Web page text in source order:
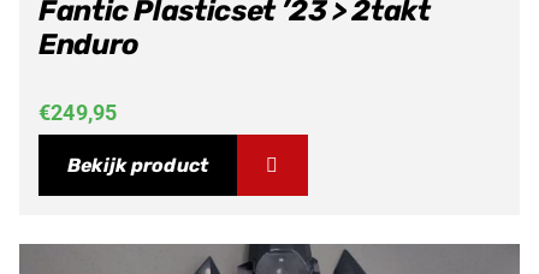
Fantic Plasticset ’23 > 2takt
Enduro
€249,95
Bekijk product